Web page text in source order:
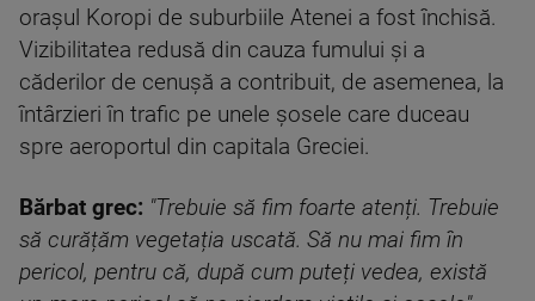
orașul Koropi de suburbiile Atenei a fost închisă.
Vizibilitatea redusă din cauza fumului și a
căderilor de cenușă a contribuit, de asemenea, la
întârzieri în trafic pe unele șosele care duceau
spre aeroportul din capitala Greciei.
Bărbat grec: "Trebuie să fim foarte atenți. Trebuie
să curățăm vegetația uscată. Să nu mai fim în
pericol, pentru că, după cum puteți vedea, există